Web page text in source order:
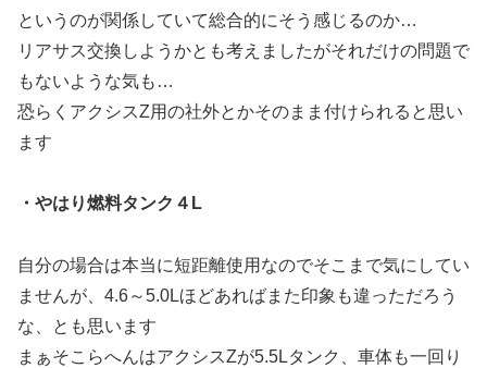
というのが関係していて総合的にそう感じるのか…
リアサス交換しようかとも考えましたがそれだけの問題で
もないような気も…
恐らくアクシスZ用の社外とかそのまま付けられると思い
ます
・やはり燃料タンク４L
自分の場合は本当に短距離使用なのでそこまで気にしてい
ませんが、4.6～5.0Lほどあればまた印象も違っただろう
な、とも思います
まぁそこらへんはアクシスZが5.5Lタンク、車体も一回り